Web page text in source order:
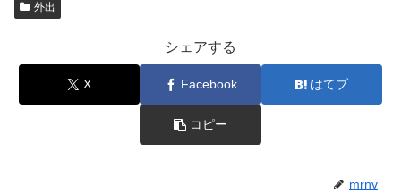
外出
シェアする
X Facebook はてブ
コピー
mrnv